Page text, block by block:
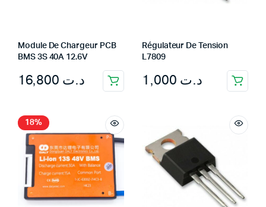
Module De Chargeur PCB
BMS 3S 40A 12.6V
د.ت
Régulateur De Tension
L7809
د.ت
18%